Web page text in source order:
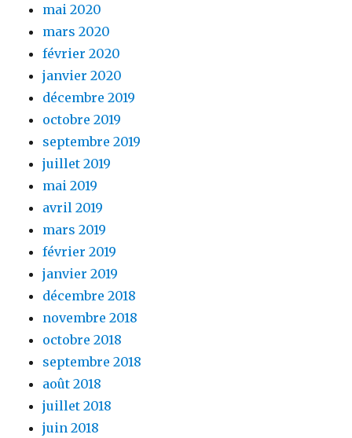
mai 2020
mars 2020
février 2020
janvier 2020
décembre 2019
octobre 2019
septembre 2019
juillet 2019
mai 2019
avril 2019
mars 2019
février 2019
janvier 2019
décembre 2018
novembre 2018
octobre 2018
septembre 2018
août 2018
juillet 2018
juin 2018